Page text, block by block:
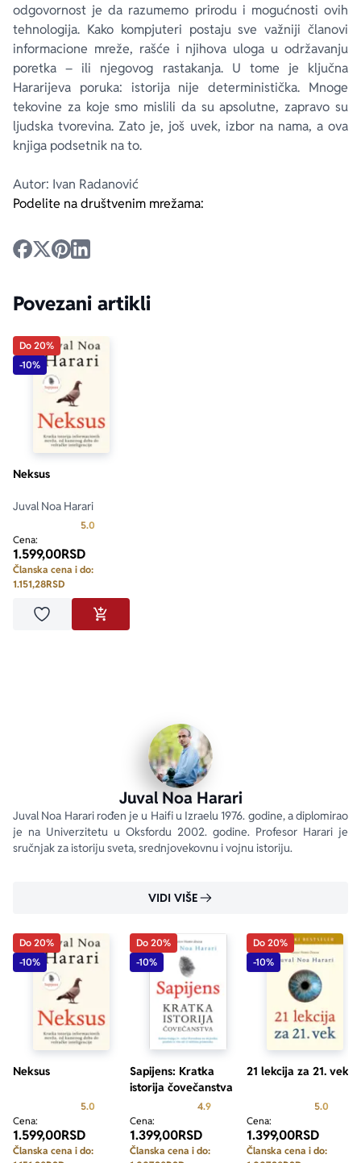
odgovornost je da razumemo prirodu i mogućnosti ovih
tehnologija. Kako kompjuteri postaju sve važniji članovi
informacione mreže, rašće i njihova uloga u održavanju
poretka – ili njegovog rastakanja. U tome je ključna
Hararijeva poruka: istorija nijedeterministička. Mnoge
tekovine za koje smo mislili da su apsolutne, zapravo su
ljudska tvorevina. Zato je, još uvek, izbor na nama, a ova
knjiga podsetnik na to.
Autor: Ivan Radanović
Podelite na društvenim mrežama:
Povezani artikli
Do 20%
-10%
Neksus
Juval Noa Harari
5.0
Cena:
1.599,00RSD
Članska cena i do:
1.151,28RSD
Dodaj u omiljeneDODAJ U KORPU
Juval Noa Harari
Juval Noa Harari rođen je u Haifi u Izraelu 1976. godine, a diplomirao
je na Univerzitetu u Oksfordu 2002. godine. Profesor Harari je
sručnjak za istoriju sveta, srednjovekovnu i vojnu istoriju.
VIDI VIŠE
Do 20%
-10%
Neksus
5.0 Prosecna ocena je 5.0 od 5
Cena:
1.599,00RSD
Članska cena i do:
Do 20%
-10%
Sapijens: Kratka
istorija čovečanstva
4.9Prosecna ocena je 4.9 od 5
Cena:
1.399,00RSD
Članska cena i do:
Do 20%
-10%
21 lekcija za 21. vek
5.0
Cena:
1.399,00RSD
Članska cena i do: